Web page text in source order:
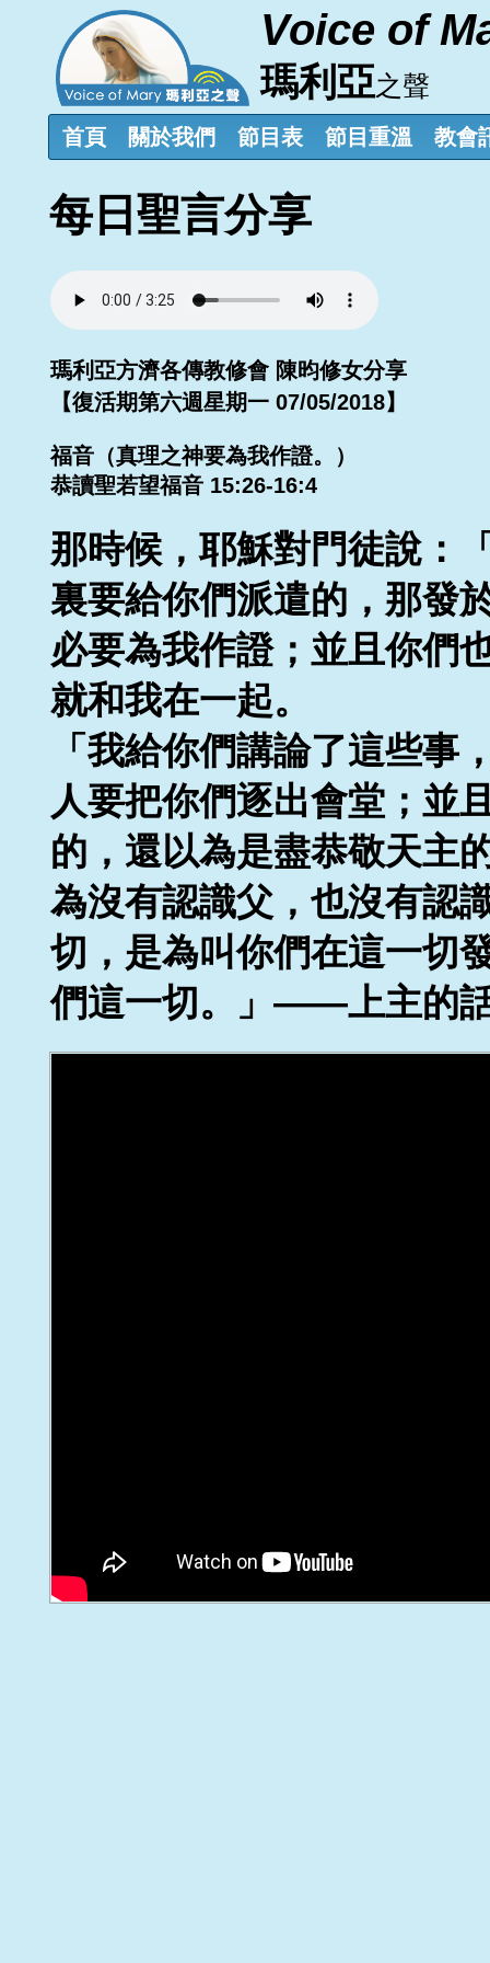
Voice of
瑪利亞之聲
首頁 關於我們 節目表 節目重溫 教會
每日聖言分享
瑪利亞方濟各傳教修會 陳昀修女分享
【復活期第六週星期一 07/05/2018】
福音（真理之神要為我作證。）
恭讀聖若望福音 15:26-16:4
那時候，耶穌對門徒說：
裏要給你們派遣的，那發
必要為我作證；並且你們
就和我在一起。
「我給你們講論了這些事
人要把你們逐出會堂；並
的，還以為是盡恭敬天主
為沒有認識父，也沒有認
切，是為叫你們在這一切
們這一切。」——上主的